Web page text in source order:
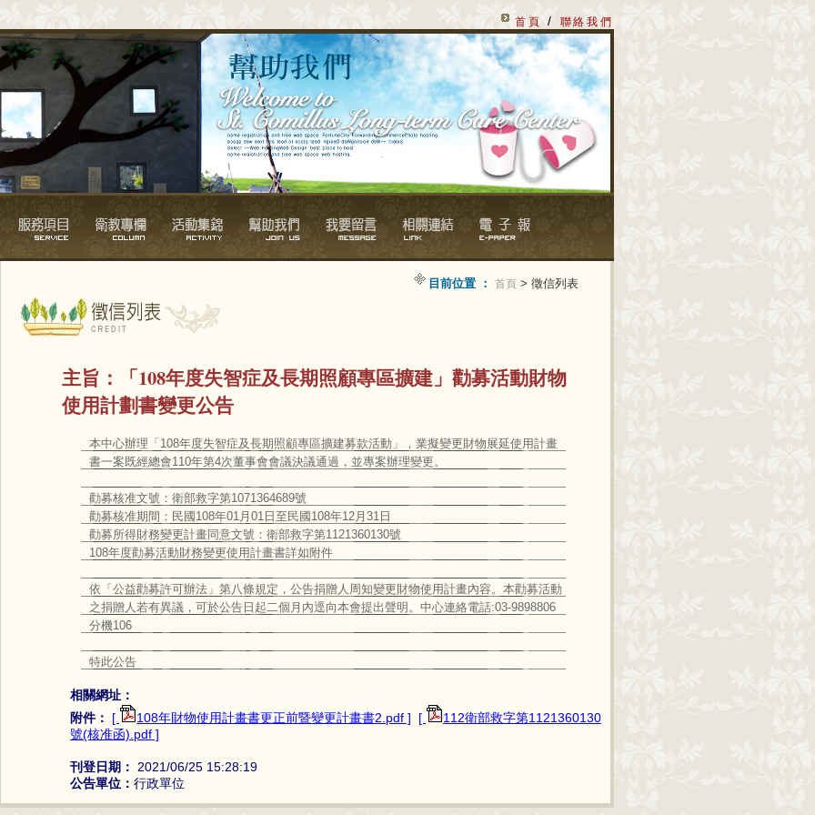
首頁 / 聯絡我們
目前位置 ： 首頁 > 徵信列表
主旨：
「108年度失智症及長期照顧專區擴建」勸募活動財物
使用計劃書變更公告
本中心辦理「108年度失智症及長期照顧專區擴建募款活動」，業擬變更財物展延使用計畫
書一案既經總會110年第4次董事會會議決議通過，並專案辦理變更。
勸募核准文號：衛部救字第1071364689號
勸募核准期間：民國108年01月01日至民國108年12月31日
勸募所得財務變更計畫同意文號：衛部救字第1121360130號
108年度勸募活動財務變更使用計畫書詳如附件
依「公益勸募許可辦法」第八條規定，公告捐贈人周知變更財物使用計畫內容。本勸募活動
之捐贈人若有異議，可於公告日起二個月內逕向本會提出聲明。中心連絡電話:03-9898806
分機106
特此公告
相關網址：
附件：
[ 108年財物使用計畫書更正前暨變更計畫書2.pdf ] [
112衛部救字第1121360130
號(核准函).pdf ]
刊登日期：
2021/06/25 15:28:19
公告單位：行政單位